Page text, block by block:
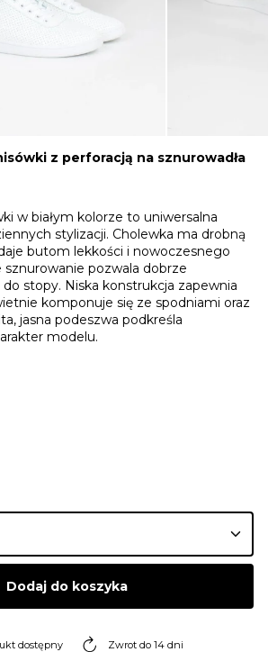
z perforacją na sznurowadła
w białym kolorze to uniwersalna
stylizacji. Cholewka ma drobną
butom lekkości i nowoczesnego
sznurowanie pozwala dobrze
stopy. Niska konstrukcja zapewnia
komponuje się ze spodniami oraz
jasna podeszwa podkreśla
modelu.
Dodaj do koszyka
dostępny Zwrot do 14 dni